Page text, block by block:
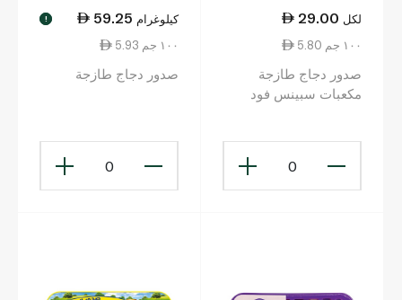
29.00 لكل
5.80 ١٠٠ جم
صدور دجاج طازجة
مكعبات سبينس فود
0
59.25 كيلوغرام !
5.93 ١٠٠ جم
صدور دجاج طازجة
0